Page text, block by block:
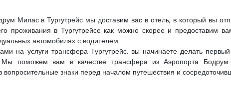
Милас в Тургутрейс мы доставим вас в отель, в который вы
проживания в Тургутрейсе как можно скорее и предоставим
автомобилях с водителем.
на услуги трансфера Тургутрейс, вы начинаете делать
поможем вам в качестве трансфера из Аэропорта
вопросительные знаки перед началом путешествия и